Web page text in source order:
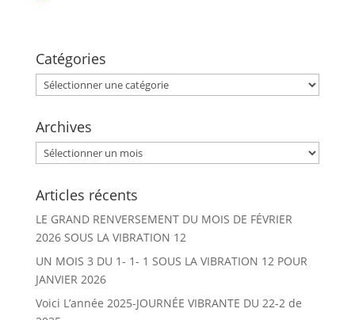
k
r
a
g
r
Catégories
Catégories
Archives
Archives
Articles récents
LE GRAND RENVERSEMENT DU MOIS DE FÉVRIER
2026 SOUS LA VIBRATION 12
UN MOIS 3 DU 1- 1- 1 SOUS LA VIBRATION 12 POUR
JANVIER 2026
Voici L’année 2025-JOURNÉE VIBRANTE DU 22-2 de